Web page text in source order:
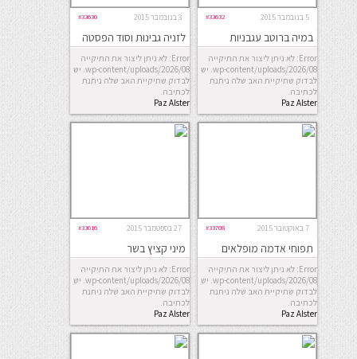
5 בנובמבר 2015 #33632
במיה ברוטב עגבניות
Error: לא ניתן ליצור את התיקייה
wp-content/uploads/2026/08. יש
לבדוק שתיקיית האב שלה ניתנת
לכתיבה.
Paz Alster
3 בנובמבר 2015 #33630
לזניה גבינות וסוד הפסטה
ללא גלוטן
Error: לא ניתן ליצור את התיקייה
wp-content/uploads/2026/08. יש
לבדוק שתיקיית האב שלה ניתנת
לכתיבה.
Paz Alster
7 באוקטובר 2015 #33708
תפוחי אדמה מופלאים
בתנורError: לא ניתן ליצור את התיקייה
wp-content/uploads/2026/08. יש
לבדוק שתיקיית האב שלה ניתנת
לכתיבה.
Paz Alster
27 בספטמבר 2015 #33616
מיני קציץ בשר
Error: לא ניתן ליצור את התיקייה
wp-content/uploads/2026/08. יש
לבדוק שתיקיית האב שלה ניתנת
לכתיבה.
Paz Alster